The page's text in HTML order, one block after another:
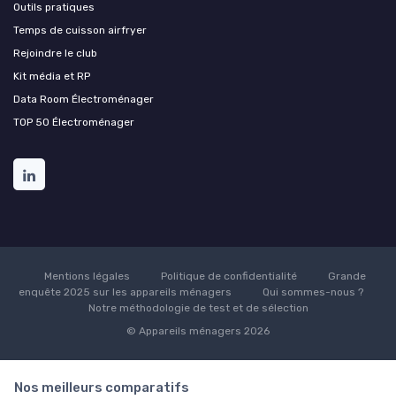
Outils pratiques
Temps de cuisson airfryer
Rejoindre le club
Kit média et RP
Data Room Électroménager
TOP 50 Électroménager
Mentions légales Politique de confidentialité
Grande
enquête 2025 sur les appareils ménagers
Qui sommes-nous ?
Notre méthodologie de test et de sélection
© Appareils ménagers 2026
Nos meilleurs comparatifs